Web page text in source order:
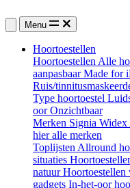
Menu
Hoortoestellen
HoortoestellenAlle
aanpasbaarMade for
Ruis/
Type hoortoestel
oorOnzichtbaar
Merken Signia Widex
hier alle merken
ToplijstenAllround
situaties
natuurHoortoestellen
gadgets In-het-oor